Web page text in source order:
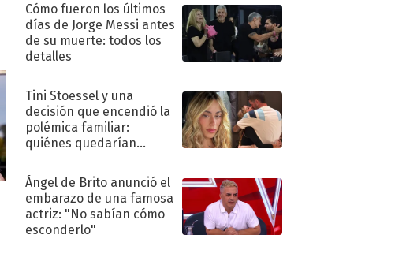
Cómo fueron los últimos
días de Jorge Messi antes
de su muerte: todos los
detalles
Tini Stoessel y una
decisión que encendió la
polémica familiar:
quiénes quedarían
Ángel de Brito anunció el
embarazo de una famosa
actriz: "No sabían cómo
esconderlo"